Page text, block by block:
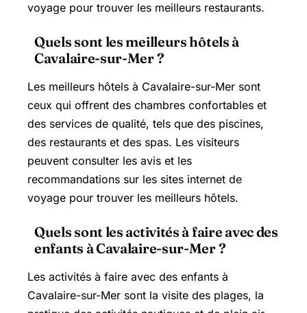
voyage pour trouver les meilleurs restaurants.
Quels sont les meilleurs hôtels à
Cavalaire-sur-Mer ?
Les meilleurs hôtels à Cavalaire-sur-Mer sont
ceux qui offrent des chambres confortables et
des services de qualité, tels que des piscines,
des restaurants et des spas. Les visiteurs
peuvent consulter les avis et les
recommandations sur les sites internet de
voyage pour trouver les meilleurs hôtels.
Quels sont les activités à faire avec des
enfants à Cavalaire-sur-Mer ?
Les activités à faire avec des enfants à
Cavalaire-sur-Mer sont la visite des plages, la